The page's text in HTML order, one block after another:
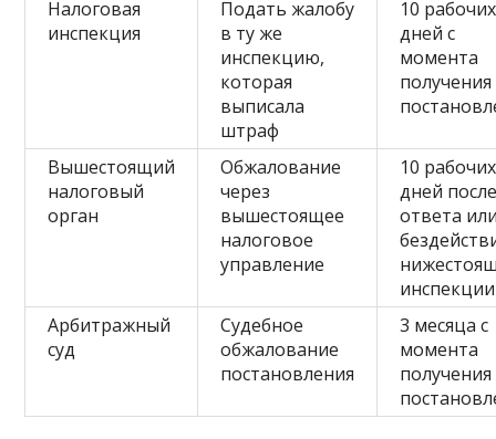
Налоговая
инспекция
Подать жалобу
в ту же
инспекцию,
которая
выписала
штраф
10 рабочих
дней с
момента
получения
Вышестоящий
налоговый
орган
Обжалование
через
вышестоящее
налоговое
управление
10 рабочих
дней
ответа
инспекции
Арбитражный
суд
Судебное
обжалование
постановления
3 месяца с
момента
получения